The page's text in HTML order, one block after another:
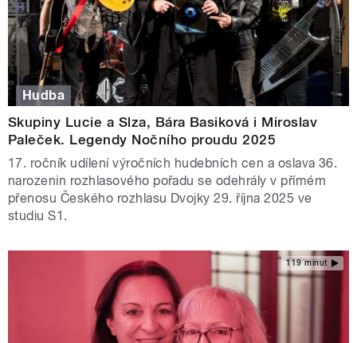
Hudba
Skupiny Lucie a Slza, Bára Basiková i Miroslav
Paleček. Legendy Nočního proudu 2025
17. ročník udílení výročních hudebních cen a oslava 36.
narozenin rozhlasového pořadu se odehrály v přímém
přenosu Českého rozhlasu Dvojky 29. října 2025 ve
studiu S1.
119 minut